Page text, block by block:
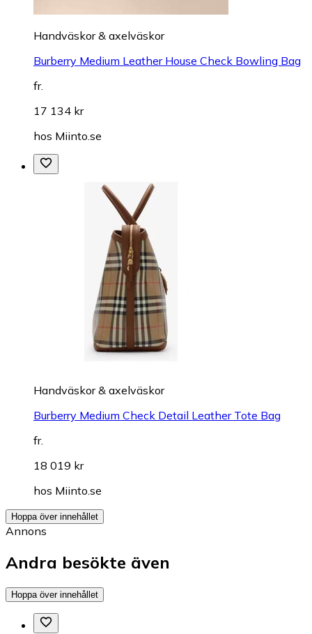
Handväskor & axelväskor
Burberry Medium Leather House Check Bowling Bag
fr.
17 134 kr
hos Miinto.se
Handväskor & axelväskor
Burberry Medium Check Detail Leather Tote Bag
fr.
18 019 kr
hos Miinto.se
Hoppa över innehållet
Annons
Andra besökte även
Hoppa över innehållet